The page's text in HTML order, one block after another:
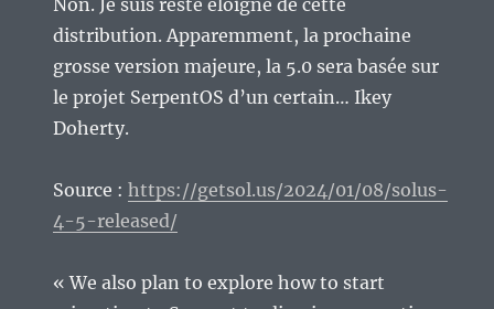
Non. Je suis resté éloigné de cette
distribution. Apparemment, la prochaine
grosse version majeure, la 5.0 sera basée sur
le projet SerpentOS d’un certain… Ikey
Doherty.
Source :https://getsol.us/2024/01/08/solus-
4-5-released/
« We also plan to explore how to start